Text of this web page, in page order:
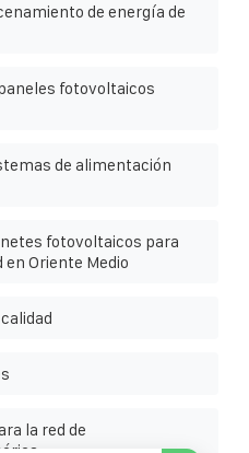
de energía de
fotovoltaicos
de alimentación
fotovoltaicos para
Oriente Medio
la red de